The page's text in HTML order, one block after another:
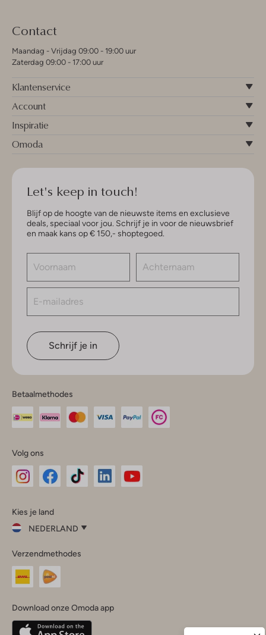
Contact
Maandag - Vrijdag 09:00 - 19:00 uur
Zaterdag 09:00 - 17:00 uur
Klantenservice
Account
Inspiratie
Omoda
Let's keep in touch!
Blijf op de hoogte van de nieuwste items en exclusieve
deals, speciaal voor jou. Schrijf je in voor de nieuwsbrief
en maak kans op € 150,- shoptegoed.
Schrijf je in
Betaalmethodes
Volg ons
InstagramFacebook
Kies je land
NEDERLAND
je
land
Nederland
Belgique(Français)
Verzendmethodes
Download onze Omoda app